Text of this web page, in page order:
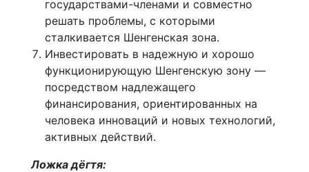
государствами-членами и совместно
решать проблемы, с которыми
сталкивается Шенгенская зона.
Инвестировать в надежную и хорошо
функционирующую Шенгенскую зону —
посредством надлежащего
финансирования, ориентированных на
человека инноваций и новых технологий,
активных действий.
Ложка дёгтя: